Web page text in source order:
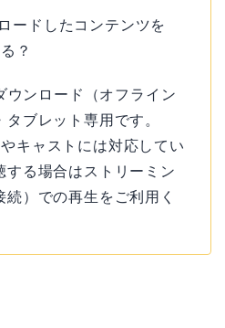
ードしたコンテンツを
？
ウンロード（オフライン
ブレット専用です。
キャストには対応してい
する場合はストリーミン
）での再生をご利用く